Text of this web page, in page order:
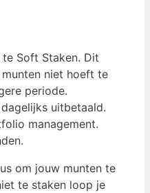
Soft Staken. Dit
niet hoeft te
periode.
uitbetaald.
management.
om jouw munten te
te staken loop je